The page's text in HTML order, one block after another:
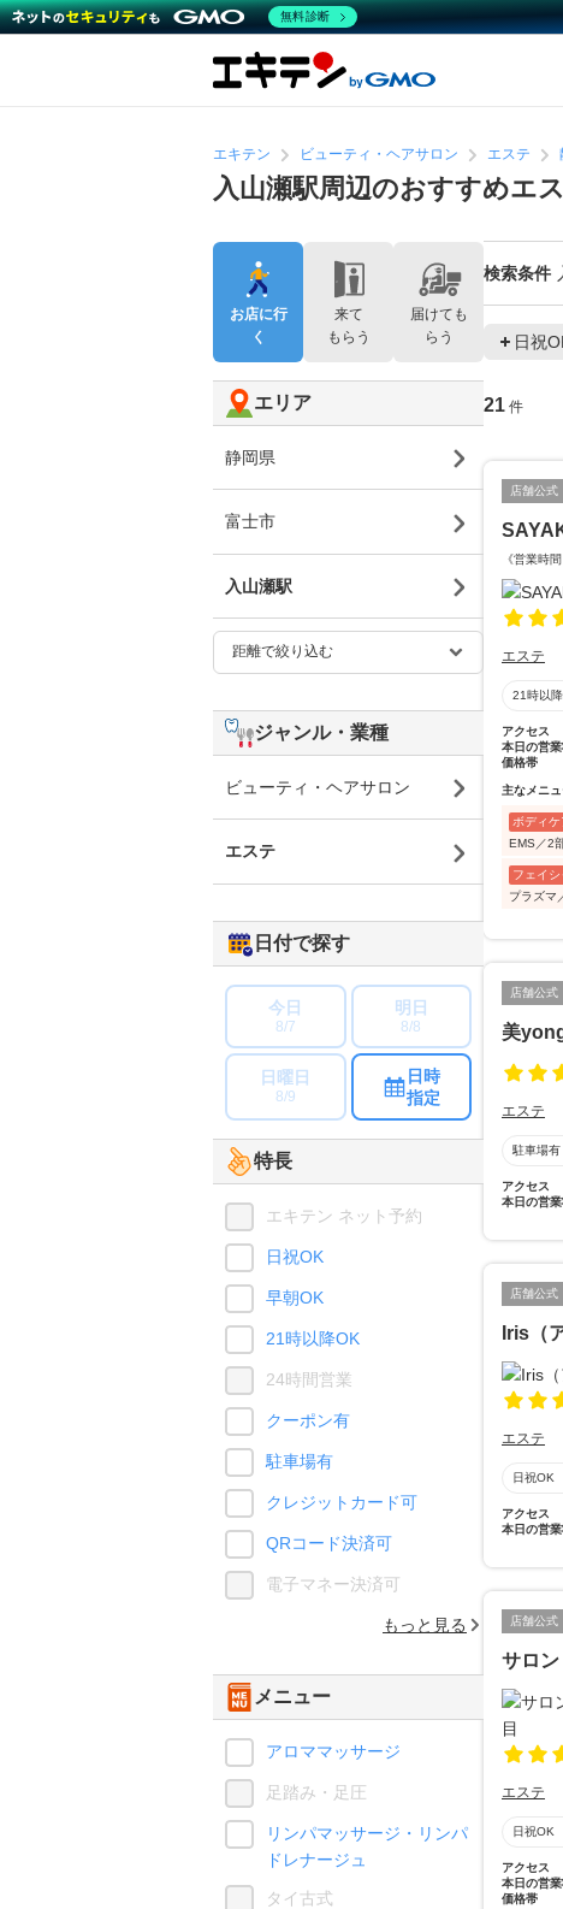
エキテン ビューティ・ヘアサロン エステ
入山瀬駅周辺のおすすめエ
検索条件
日祝
21 件
店舗公式
《営業時
エステ
21時以
アクセス
本日の営
価格帯
主なメニ
ボディケ
EMS／2
フェイ
プラズマ
店舗公式
美
エステ
駐車場有
アクセス
本日の営
店舗公式
Iris（
エステ
日祝OK
アクセス
本日の営
店舗公式
サロ
エステ
日祝OK
アクセス
本日の営
価格帯
お店に行
く
来て
もらう
届けても
らう
エリア
静岡県
富士市
入山瀬駅
ジャンル・業種
ビューティ・ヘアサロン
エステ
日付で探す
今日
8/7
明日
8/8
日曜日
8/9
日時
指定
特長
エキテン ネット予約
日祝OK
早朝OK
21時以降OK
24時間営業
クーポン有
駐車場有
クレジットカード可
QRコード決済可
電子マネー決済可
もっと見る
メニュー
アロママッサージ
足踏み・足圧
リンパマッサージ・リンパ
ドレナージュ
タイ古式
無料診断